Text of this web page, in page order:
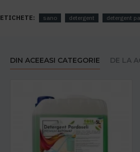
ETICHETE: sano detergent detergent
DIN ACEEASI CATEGORIE DE LA